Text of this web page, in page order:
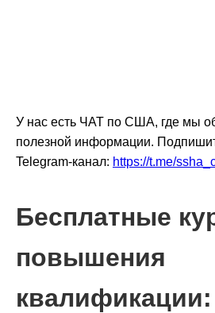
У нас есть ЧАТ по США, где мы
полезной информации.
Telegram-канал: https://t.me/
Бесплатные
повышения
квалификации: